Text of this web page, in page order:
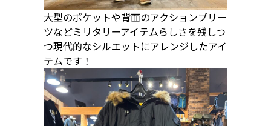
大型のポケットや背面のアクションプリー
ツなどミリタリーアイテムらしさを残しつ
つ現代的なシルエットにアレンジしたアイ
テムです！